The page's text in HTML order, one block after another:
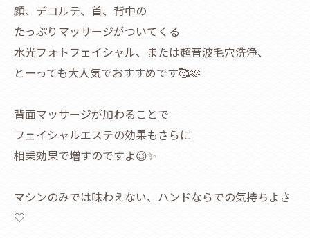
顔、デコルテ、首、背中の
たっぷりマッサージがついてくる
水光フォトフェイシャル、または超音波毛穴洗浄、
とーっても大人気でおすすめです🥰🫶
背面マッサージが加わることで
フェイシャルエステの効果もさらに
相乗効果で増すのですよ😉✨
マシンのみでは味わえない、ハンドならでの気持ちよさ
♡